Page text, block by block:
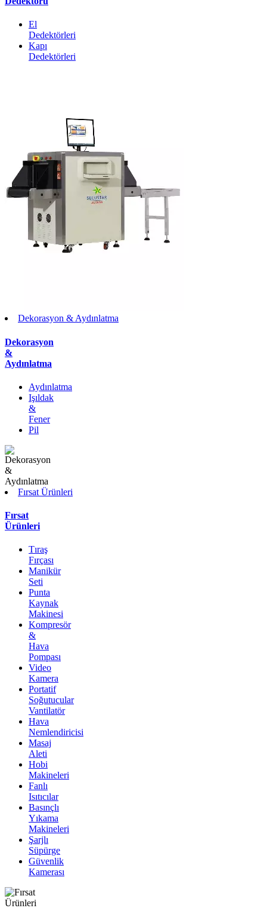
El
Dedektörleri
Kapı
Dedektörleri
Dekorasyon & Aydınlatma
Dekorasyon
&
Aydınlatma
Aydınlatma
Işıldak
&
Fener
Pil
Fırsat Ürünleri
Fırsat
Ürünleri
Tıraş
Fırçası
Manikür
Seti
Punta
Kaynak
Makinesi
Kompresör
&
Hava
Pompası
Video
Kamera
Portatif
Soğutucular
Vantilatör
Hava
Nemlendiricisi
Masaj
Aleti
Hobi
Makineleri
Fanlı
Isıtıcılar
Basınçlı
Yıkama
Makineleri
Şarjlı
Süpürge
Güvenlik
Kamerası